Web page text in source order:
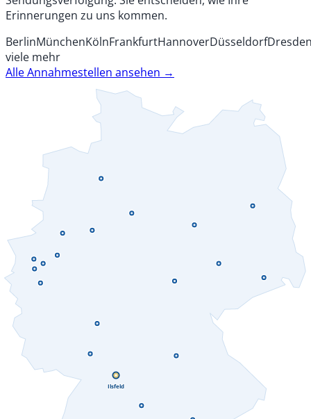
Erinnerungen zu uns kommen.
BerlinMünchenKölnFrankfurtHannoverDüsseldorf
viele mehr
Alle Annahmestellen ansehen →
Ilsfeld